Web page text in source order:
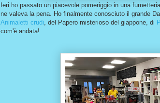
Ieri ho passato un piacevole pomeriggio in una
ne valeva la pena. Ho finalmente conosciuto il grande
Animaletti crudi, del Papero misterioso del giappone, di
com'è andata!